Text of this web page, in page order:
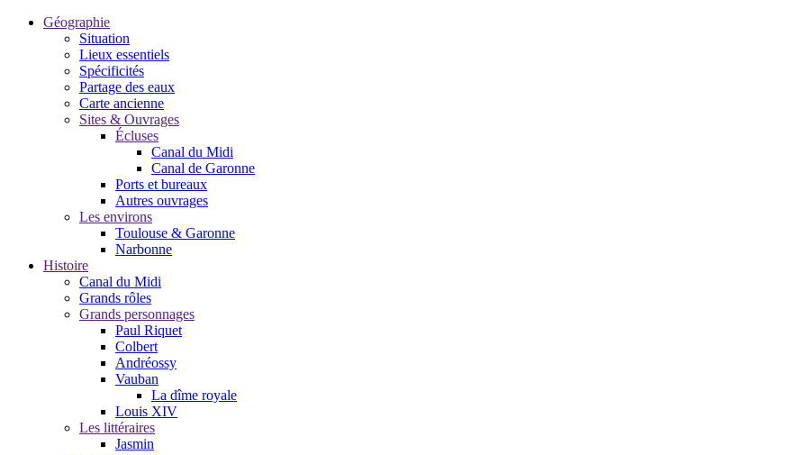
Géographie
Situation
Lieux essentiels
Spécificités
Partage des eaux
Carte ancienne
Sites & Ouvrages
Écluses
Canal du Midi
Canal de Garonne
Ports et bureaux
Autres ouvrages
Les environs
Toulouse & Garonne
Narbonne
Histoire
Canal du Midi
Grands rôles
Grands personnages
Paul Riquet
Colbert
Andréossy
Vauban
La dîme royale
Louis XIV
Les littéraires
Jasmin